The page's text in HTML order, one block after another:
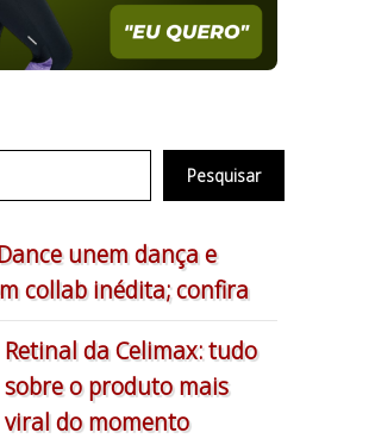
Pesquisar
unem dança e
collab inédita; confira
Retinal da Celimax: tudo
sobre o produto mais
viral do momento